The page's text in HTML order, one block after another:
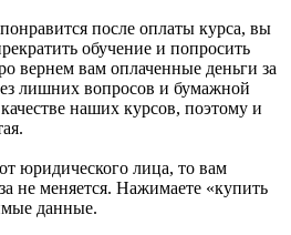
после оплаты курса, вы
обучение и попросить
вернем вам оплаченные деньги за
лишних вопросов и бумажной
наших курсов, поэтому и
юридического лица, то вам
не меняется. Нажимаете «купить
данные.